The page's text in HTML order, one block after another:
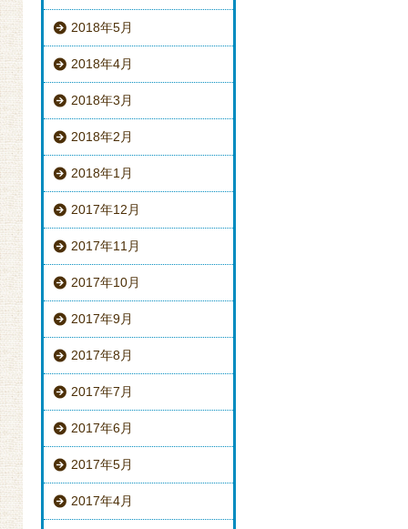
2018年5月
2018年4月
2018年3月
2018年2月
2018年1月
2017年12月
2017年11月
2017年10月
2017年9月
2017年8月
2017年7月
2017年6月
2017年5月
2017年4月